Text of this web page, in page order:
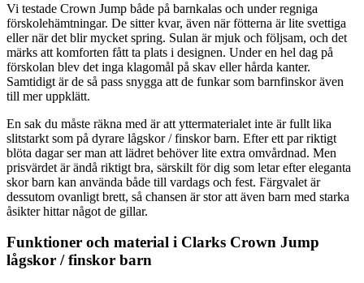
Vi testade Crown Jump både på barnkalas och under regniga
förskolehämtningar. De sitter kvar, även när fötterna är lite svettiga
eller när det blir mycket spring. Sulan är mjuk och följsam, och det
märks att komforten fått ta plats i designen. Under en hel dag på
förskolan blev det inga klagomål på skav eller hårda kanter.
Samtidigt är de så pass snygga att de funkar som barnfinskor även
till mer uppklätt.
En sak du måste räkna med är att yttermaterialet inte är fullt lika
slitstarkt som på dyrare lågskor / finskor barn. Efter ett par riktigt
blöta dagar ser man att lädret behöver lite extra omvårdnad. Men
prisvärdet är ändå riktigt bra, särskilt för dig som letar efter eleganta
skor barn kan använda både till vardags och fest. Färgvalet är
dessutom ovanligt brett, så chansen är stor att även barn med starka
åsikter hittar något de gillar.
Funktioner och material i Clarks Crown Jump
lågskor / finskor barn